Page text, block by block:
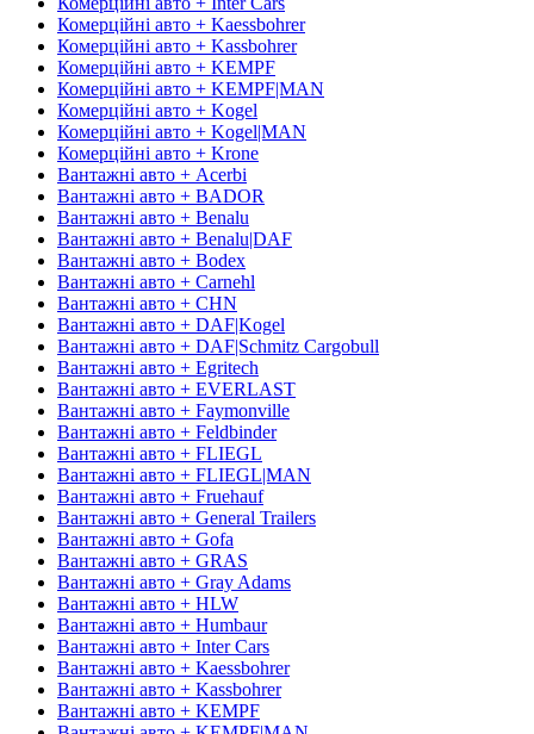
Комерційні авто + Kaessbohrer
Комерційні авто + Kassbohrer
Комерційні авто + KEMPF
Комерційні авто + KEMPF|MAN
Комерційні авто + Kogel
Комерційні авто + Kogel|MAN
Комерційні авто + Krone
Вантажні авто + Acerbi
Вантажні авто + BADOR
Вантажні авто + Benalu
Вантажні авто + Benalu|DAF
Вантажні авто + Bodex
Вантажні авто + Carnehl
Вантажні авто + CHN
Вантажні авто + DAF|Kogel
Вантажні авто + DAF|Schmitz Cargobull
Вантажні авто + Egritech
Вантажні авто + EVERLAST
Вантажні авто + Faymonville
Вантажні авто + Feldbinder
Вантажні авто + FLIEGL
Вантажні авто + FLIEGL|MAN
Вантажні авто + Fruehauf
Вантажні авто + General Trailers
Вантажні авто + Gofa
Вантажні авто + GRAS
Вантажні авто + Gray Adams
Вантажні авто + HLW
Вантажні авто + Humbaur
Вантажні авто + Inter Cars
Вантажні авто + Kaessbohrer
Вантажні авто + Kassbohrer
Вантажні авто + KEMPF